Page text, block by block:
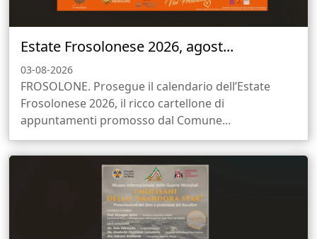
Estate Frosolonese 2026, agost...
03-08-2026
FROSOLONE. Prosegue il calendario dell’Estate
Frosolonese 2026, il ricco cartellone di
appuntamenti promosso dal Comune...